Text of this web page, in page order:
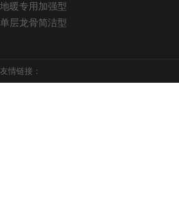
地暖专用加强型
单层龙骨简洁型
友情链接：